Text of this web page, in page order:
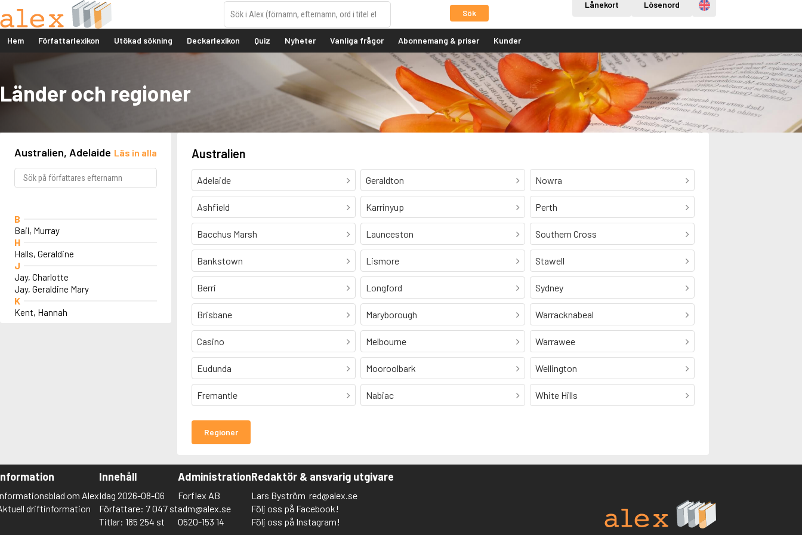
Sök
Lånekort Lösenord Engelska
Hem Författarlexikon Utökad sökning Deckarlexikon Quiz Nyheter Vanliga frågor Abonnemang & priser Kunder
Länder och regioner
Australien, Adelaide Läs in alla
B
Bail, Murray
H
Halls, Geraldine
J
Jay, Charlotte
Jay, Geraldine Mary
K
Kent, Hannah
Australien
Adelaide
Ashfield
Bacchus Marsh
Bankstown
Berri
Brisbane
Casino
Eudunda
Fremantle
Geraldton
Karrinyup
Launceston
Lismore
Longford
Maryborough
Melbourne
Mooroolbark
Nabiac
Nowra
Perth
Southern Cross
Stawell
Sydney
Warracknabeal
Warrawee
Wellington
White Hills
Regioner
om Alex
driftinformation
Innehåll
Idag 2026-08-06
Författare: 7 047 st
Titlar: 185 254 st
Administration
Forflex AB
adm@alex.se
0520-153 14
Redaktör & ansvarig utgivare
Lars Byström red@alex.se
Följ oss på Facebook!
Följ oss på Instagram!